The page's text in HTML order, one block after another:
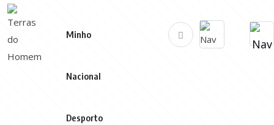
Minho
Nacional
Desporto